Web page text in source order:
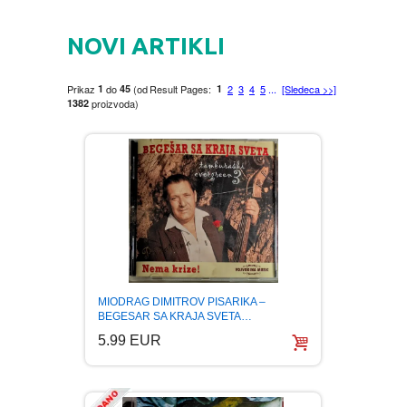
DVD
MOVIES DVD
MUSIC DVD
GADGETI
MTEL PREPAID SIM CARD
SLANJE PAKETA
GIFT CODE
KNJIGE
AUTOBIOGRAFIJA
AVANTURISTIČKI
BIOGRAFIJA
BOJANKE
MUZIKA
NARODNA
ZABAVNA
DJECIJA
NEGA TELA
BECUTAN
HRANA I PICE
NOVI ARTIKLI
Result Pages: 1 2 3 4 5 ... [Sledeca >>]
Prikaz 1 do 45 (od
1382 proizvoda)
MIODRAG DIMITROV PISARIKA –
BEGESAR SA KRAJA SVETA…
5.99 EUR